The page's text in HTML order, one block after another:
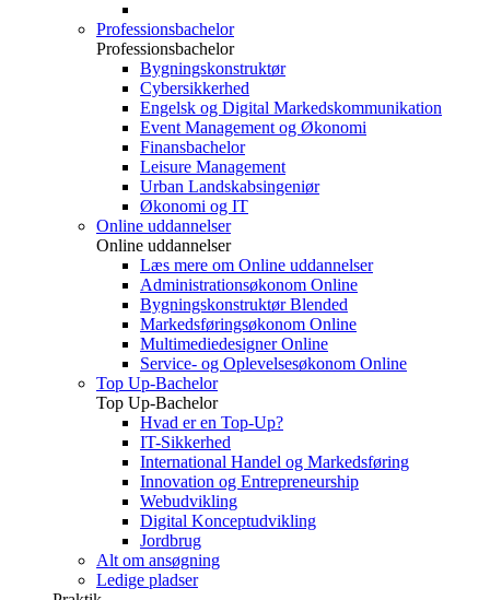
Professionsbachelor
Professionsbachelor
Bygningskonstruktør
Cybersikkerhed
Engelsk og Digital Markedskommunikation
Event Management og Økonomi
Finansbachelor
Leisure Management
Urban Landskabsingeniør
Økonomi og IT
Online uddannelser
Online uddannelser
Læs mere om Online uddannelser
Administrationsøkonom Online
Bygningskonstruktør Blended
Markedsføringsøkonom Online
Multimediedesigner Online
Service- og Oplevelsesøkonom Online
Top Up-Bachelor
Top Up-Bachelor
Hvad er en Top-Up?
IT-Sikkerhed
International Handel og Markedsføring
Innovation og Entrepreneurship
Webudvikling
Digital Konceptudvikling
Jordbrug
Alt om ansøgning
Ledige pladser